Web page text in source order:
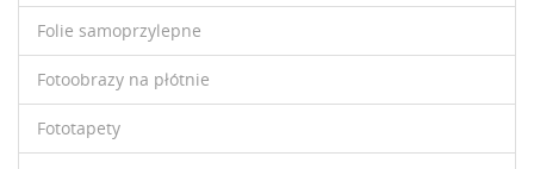
Folie samoprzylepne
Fotoobrazy na płótnie
Fototapety